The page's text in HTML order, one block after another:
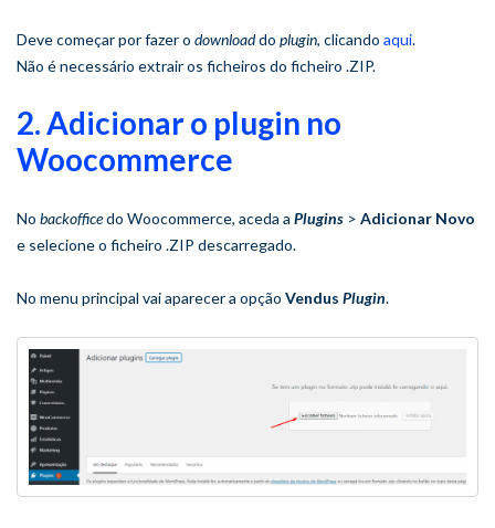
Deve começar por fazer o downloaddo plugin, clicando aqui.
Não é necessário extrair os ficheiros do ficheiro .ZIP.
2. Adicionar o plugin no
Woocommerce
No backofficedo Woocommerce, aceda a Plugins > Adicionar Novo
e selecione o ficheiro .ZIP descarregado.
No menu principal vai aparecer a opção Vendus Plugin.